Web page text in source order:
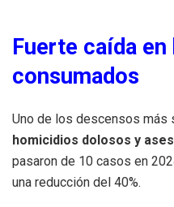
Fuerte caída
consumados
Uno de los descensos más
homicidios dolosos y
pasaron de 10 casos en
una reducción del 40%.